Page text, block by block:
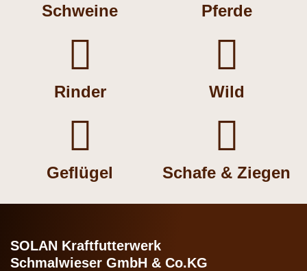
Schweine Pferde

Rinder

Wild

Geflügel

Schafe & Ziegen
SOLAN Kraftfutterwerk
Schmalwieser GmbH & Co.KG